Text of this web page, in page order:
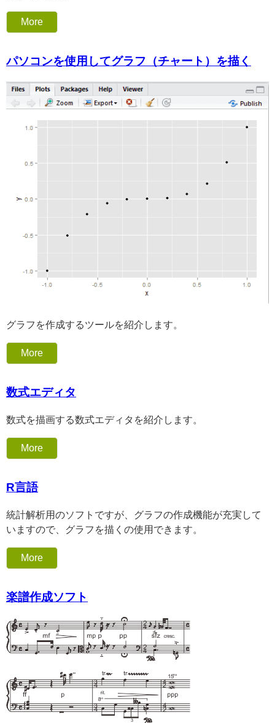
More
パソコンを使用してグラフ（チャート）を描く
グラフを作成するツールを紹介します。
More
数式エディタ
数式を描画する数式エディタを紹介します。
More
R言語
統計解析用のソフトですが、グラフの作成機能が充実して
いますので、グラフを描くの使用できます。
More
楽譜作成ソフト